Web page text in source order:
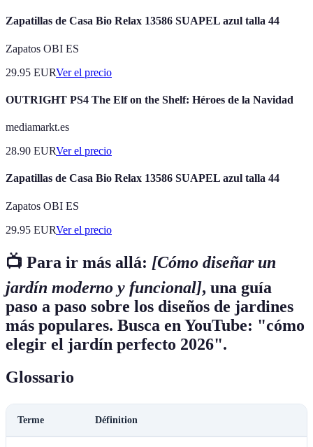
Zapatillas de Casa Bio Relax 13586 SUAPEL azul talla 44
Zapatos OBI ES
29.95 EURVer el precio
OUTRIGHT PS4 The Elf on the Shelf: Héroes de la Navidad
mediamarkt.es
28.90 EURVer el precio
Zapatillas de Casa Bio Relax 13586 SUAPEL azul talla 44
Zapatos OBI ES
29.95 EURVer el precio
📺 Para ir más allá: [Cómo diseñar un
jardín moderno y funcional], una guía
paso a paso sobre los diseños de jardines
más populares. Busca en YouTube: "cómo
elegir el jardín perfecto 2026".
Glossario
Terme Définition